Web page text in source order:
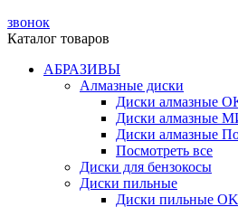
звонок
Каталог товаров
АБРАЗИВЫ
Алмазные диски
Диски алмазные
Диски алмазные
Диски алмазные
Посмотреть все
Диски для бензокосы
Диски пильные
Диски пильные